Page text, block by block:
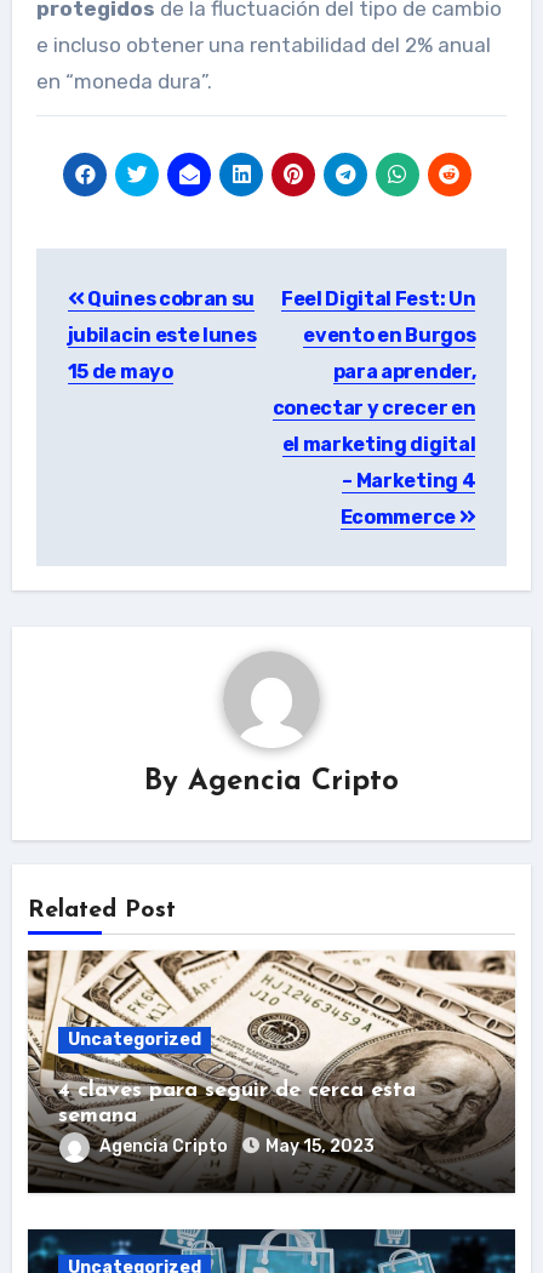
protegidos de la fluctuación del tipo de cambio
e incluso obtener una rentabilidad del 2% anual
en “moneda dura”.
navigation
Quines cobran su
jubilacin este lunes
15 de mayo
Feel Digital Fest: Un
evento en Burgos
para aprender,
conectar y crecer en
el marketing digital
– Marketing 4
Ecommerce
By Agencia Cripto
Related Post
Uncategorized
4 claves para seguir de cerca esta
semana
Agencia Cripto May 15, 2023
Uncategorized